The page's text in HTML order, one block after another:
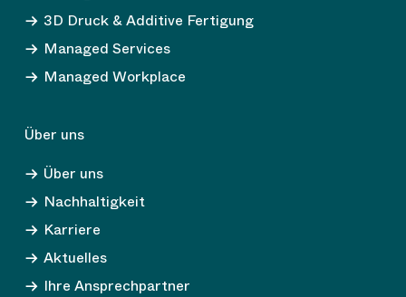
3D Druck & Additive Fertigung
Managed Services
Managed Workplace
Über uns
Über uns
Nachhaltigkeit
Karriere
Aktuelles
Ihre Ansprechpartner